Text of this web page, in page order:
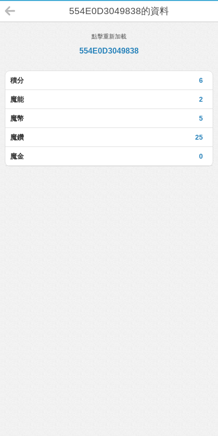
554E0D3049838的資料
點擊重新加載
554E0D3049838
6
積分
2
魔能
5
魔幣
25
魔鑽
0
魔金